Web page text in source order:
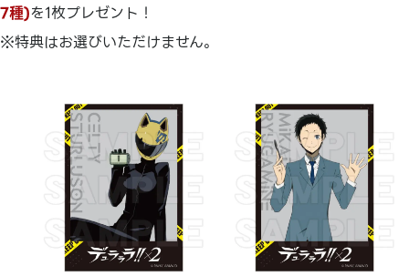
7種)を1枚プレゼント！
※特典はお選びいただけません。